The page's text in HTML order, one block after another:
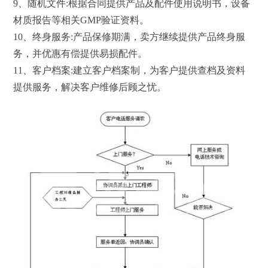
9、随机文件:根据合同提供产品及配件使用说明书，设备
材质报告等相关GMP验证资料。
10、终身服务:产品保修期满，卖方继续提供产品终身服
务，并优惠有偿提供易损配件。
11、客户档案:建立客户档案制，为客户提供查档及资料
提供服务，解决客户维修后顾之忧。